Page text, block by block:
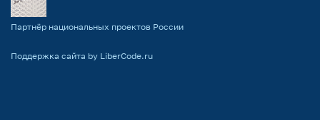
Партнёр национальных проектов России
Поддержка сайта by LiberCode.ru